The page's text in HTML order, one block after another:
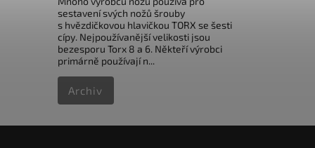
sestavení svých nožů šrouby
s hvězdičkovou hlavičkou TORX se šesti
cípy. Nejpoužívanější velikosti jsou
bezesporu Torx 8 a 6. Někteří výrobci
primárně používají n...
Archiv